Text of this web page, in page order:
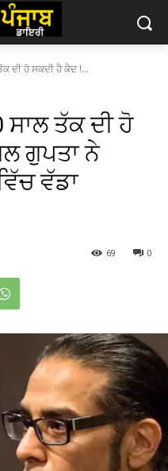
ਦੀ ਹੋ ਸਕਦੀ ਹੈ ਕੈਦ !...
ਸਾਲ ਤੱਕ ਦੀ ਹੋ
ਗੁਪਤਾ ਨੇ
ਵੱਡਾ
0
69